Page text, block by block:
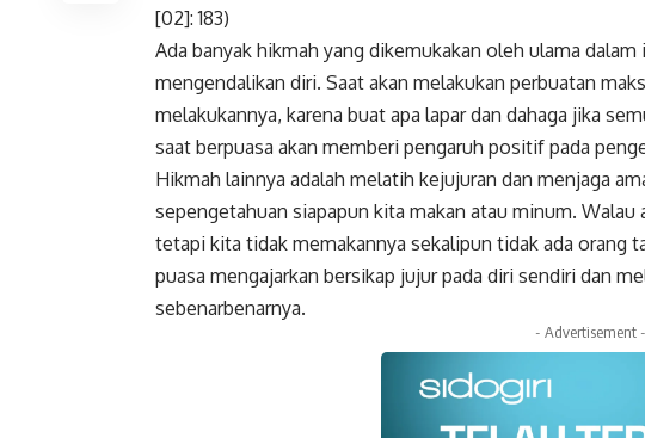
[02]: 183)
Ada banyak hikmah yang dikemukakan oleh ulama dalam
mengendalikan diri. Saat akan melakukan perbuatan
melakukannya, karena buat apa lapar dan dahaga jika
saat berpuasa akan memberi pengaruh positif pada
Hikmah lainnya adalah melatih kejujuran dan menjaga
sepengetahuan siapapun kita makan atau minum. Walau
tetapi kita tidak memakannya sekalipun tidak ada orang
puasa mengajarkan bersikap jujur pada diri sendiri dan
sebenarbenarnya.
- Advertisement -
Facebook